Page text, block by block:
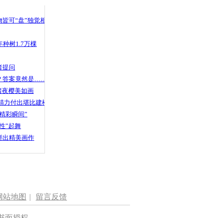
可“盘”独觉相声
种树1.7万棵
提问
答案竟然是……
夜樱美如画
付出堪比建楼
彩瞬间”
”起舞
出精美画作
站地图 | 留言反馈